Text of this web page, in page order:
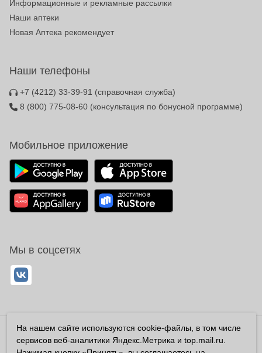
Информационные и рекламные рассылки
Наши аптеки
Новая Аптека рекомендует
Наши телефоны
+7 (4212) 33-39-91 (справочная служба)
8 (800) 775-08-60 (консультация по бонусной программе)
Мобильное приложение
Мы в соцсетях
Владелец сайта ООО «Суперфарма» ОГРН 1032700302194
Все права защищены ©2026
На нашем сайте используются cookie-файлы, в том числе
сервисов веб-аналитики Яндекс.Метрика и top.mail.ru.